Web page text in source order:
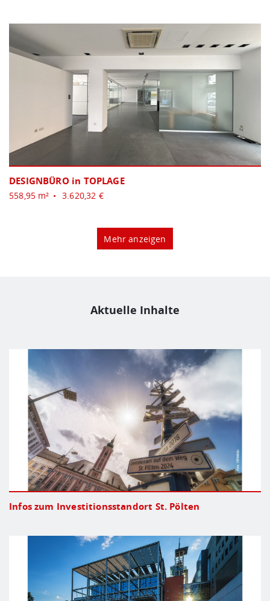
DESIGNBÜRO in TOPLAGE
558,95 m² 3.620,32 €
Mehr anzeigen
Aktuelle Inhalte
Infos zum Investitionsstandort St. Pölten